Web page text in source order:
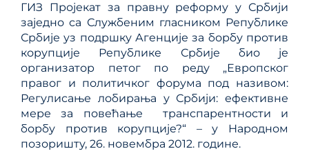
ГИЗ Пројекат за правну реформу у Србији
заједно са Службеним гласником Републике
Србије уз подршку Агенције за борбу против
корупције Републике Србије био је
организатор петог по реду „Европског
правог и политичког форума под називом:
Регулисање лобирања у Србији: ефективне
мере за повећање транспарентности и
борбу против корупције?“ – у Народном
позоришту, 26. новембра 2012. године.